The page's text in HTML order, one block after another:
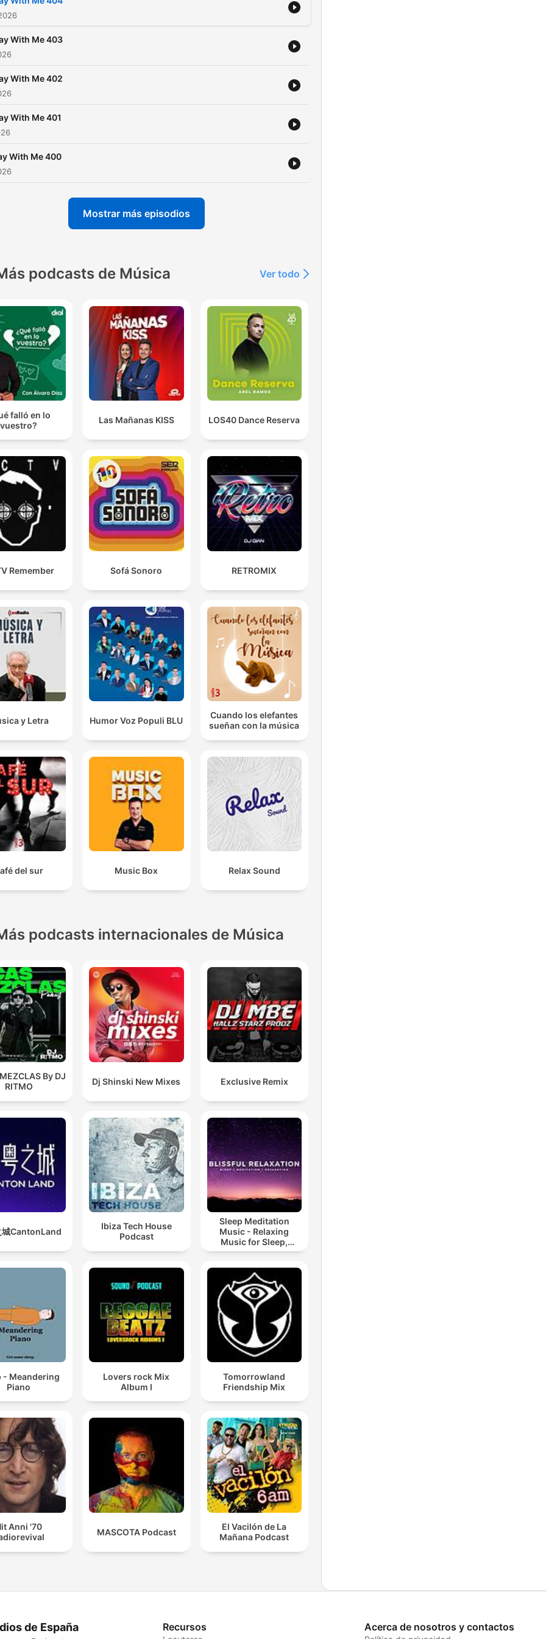
With Me 403
With Me 402
With Me 401
With Me 400
Mostrar más episodios
podcasts de Música Ver todo
falló en lo
vuestro?
Las Mañanas KISS LOS40 Dance Reserva
Remember Sofá Sonoro RETROMIX
y Letra Humor Voz Populi BLU
Cuando los elefantes
sueñan con la música
del sur Music Box Relax Sound
podcasts internacionales de Música
By DJ
RITMO
Dj Shinski New Mixes Exclusive Remix
城CantonLand
Ibiza Tech House
Podcast
Sleep Meditation
Music - Relaxing
Music for Sleep,
Meditation &
- Meandering
Piano
Lovers rock Mix
Album I
Tomorrowland
Friendship Mix
Anni '70
MASCOTA Podcast
El Vacilón de La
Mañana Podcast
de España Recursos Acerca de nosotros y contactos